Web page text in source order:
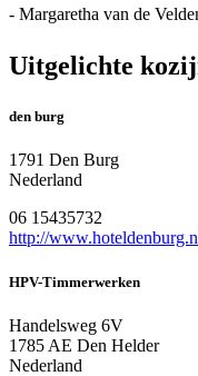
- Margaretha van de
Uitgelichte
den burg
1791 Den Burg
Nederland
06 15435732
http://
HPV-Timmerwerken
Handelsweg 6V
1785 AE Den Helder
Nederland